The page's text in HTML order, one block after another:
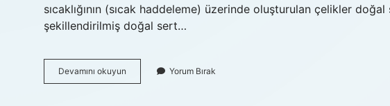
sıcaklığının (sıcak haddeleme) üzerinde oluşturulan çelikler
şekillendirilmiş doğal sert…
Devamını okuyun
Kaç
Yorum Bırak